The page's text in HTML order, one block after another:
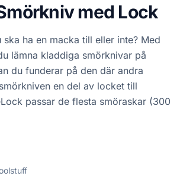
med Lock
ska ha en macka till eller inte? Med
lämna kladdiga smörknivar på
du funderar på den där andra
en del av locket till
passar de flesta smöraskar (300